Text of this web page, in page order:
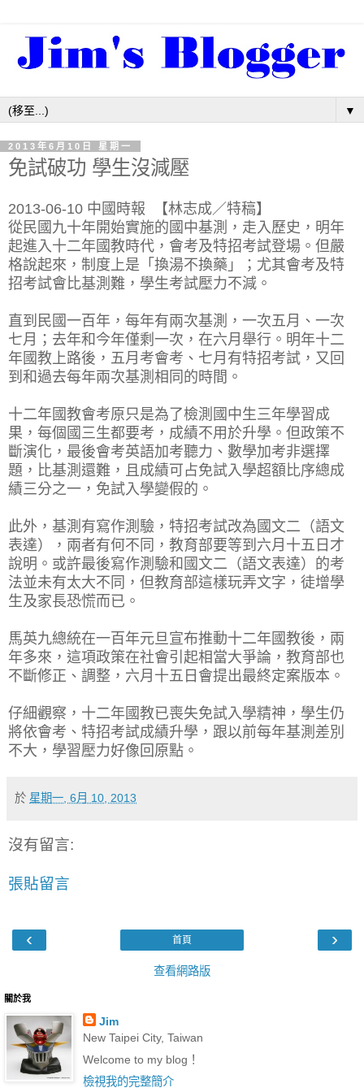
▼
2013年6月10日 星期一
免試破功 學生沒減壓
2013-06-10 中國時報 【林志成／特稿】
從民國九十年開始實施的國中基測，走入歷史，明年
起進入十二年國教時代，會考及特招考試登場。但嚴
格說起來，制度上是「換湯不換藥」；尤其會考及特
招考試會比基測難，學生考試壓力不減。
直到民國一百年，每年有兩次基測，一次五月、一次
七月；去年和今年僅剩一次，在六月舉行。明年十二
年國教上路後，五月考會考、七月有特招考試，又回
到和過去每年兩次基測相同的時間。
十二年國教會考原只是為了檢測國中生三年學習成
果，每個國三生都要考，成績不用於升學。但政策不
斷演化，最後會考英語加考聽力、數學加考非選擇
題，比基測還難，且成績可占免試入學超額比序總成
績三分之一，免試入學變假的。
此外，基測有寫作測驗，特招考試改為國文二（語文
表達），兩者有何不同，教育部要等到六月十五日才
說明。或許最後寫作測驗和國文二（語文表達）的考
法並未有太大不同，但教育部這樣玩弄文字，徒增學
生及家長恐慌而已。
馬英九總統在一百年元旦宣布推動十二年國教後，兩
年多來，這項政策在社會引起相當大爭論，教育部也
不斷修正、調整，六月十五日會提出最終定案版本。
仔細觀察，十二年國教已喪失免試入學精神，學生仍
將依會考、特招考試成績升學，跟以前每年基測差別
不大，學習壓力好像回原點。
於 星期一, 6月 10, 2013
沒有留言:
張貼留言
‹ ›
首頁
查看網路版
關於我
Jim
New Taipei City, Taiwan
Welcome to my blog！
檢視我的完整簡介